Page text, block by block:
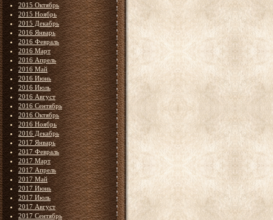
2015 Октябрь
2015 Ноябрь
2015 Декабрь
2016 Январь
2016 Февраль
2016 Март
2016 Апрель
2016 Май
2016 Июнь
2016 Июль
2016 Август
2016 Сентябрь
2016 Октябрь
2016 Ноябрь
2016 Декабрь
2017 Январь
2017 Февраль
2017 Март
2017 Апрель
2017 Май
2017 Июнь
2017 Июль
2017 Август
2017 Сентябрь